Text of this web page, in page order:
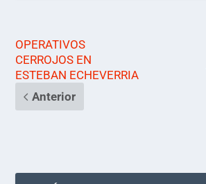
OPERATIVOS
CERROJOS EN
ESTEBAN ECHEVERRIA
Anterior